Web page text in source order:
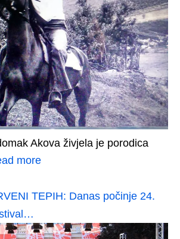
Akova živjela je porodica
more
TEPIH: Danas počinje 24.